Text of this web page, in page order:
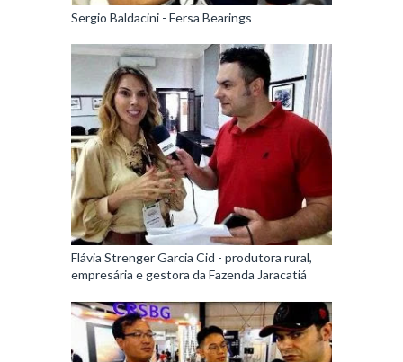
Sergio Baldacini - Fersa Bearings
Flávia Strenger Garcia Cid - produtora rural,
empresária e gestora da Fazenda Jaracatiá